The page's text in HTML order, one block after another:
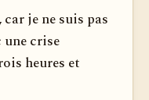
je ne suis pas
une crise
heures et